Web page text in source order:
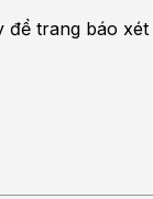
để trang báo